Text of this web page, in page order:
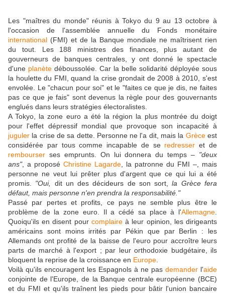
Les "maîtres du monde" réunis à Tokyo du 9 au 13 octobre à
l'occasion de l'assemblée annuelle du Fonds monétaire
international (FMI) et de la Banque mondiale ne maîtrisent rien
du tout. Les 188 ministres des finances, plus autant de
gouverneurs de banques centrales, y ont donné le spectacle
d'une planète déboussolée. Car la belle solidarité déployée sous
la houlette du FMI, quand la crise grondait de 2008 à 2010, s'est
envolée. Le "chacun pour soi" et le "faites ce que je dis, ne faites
pas ce que je fais" sont devenus la règle pour des gouvernants
englués dans leurs stratégies électoralistes.
A Tokyo, la zone euro a été la région la plus montrée du doigt
pour l'effet dépressif mondial que provoque son incapacité à
juguler la crise de sa dette. Personne ne l'a dit, mais la Grèceest
considérée par tous comme incapable de se redresser et de
rembourser ses emprunts. On lui donnera du temps – "deux
ans", a proposé Christine Lagarde , la patronne du FMI –, mais
personne ne veut lui prêter plus d'argent que ce qui lui a été
promis. "Oui, dit un des décideurs de son sort,la Grèce fera
défaut, mais personne n'en prendra la responsabilité."
Passé par pertes et profits, ce pays ne semble plus être le
problème de la zone euro. Il a cédé sa place à l'Allemagne
Quoiqu'ils en disent pour complaireà leur opinion, les dirigeants
américains sont moins irrités par Pékin que par Berlin : les
Allemands ont profité de la baisse de l'euro pour accroître leurs
parts de marché à l'export ; par leur orthodoxie budgétaire, ils
bloquent la reprise de la croissance en Europe
Voilà qu'ils encouragent les Espagnols à ne pas demander l'aide
conjointe de l'Europe, de la Banque centrale européenne (BCE)
et du FMI et qu'ils traînent les pieds pour bâtir l'union bancaire